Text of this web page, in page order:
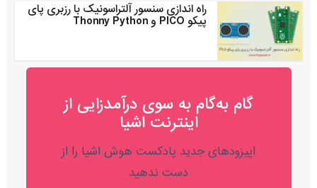
راه اندازی سنسور آلتراسونیک با رزبری پای
پیکو PICO و Thonny Python
گام به‌گام به‌ سوی درآمدزایی از
اینترنت اشیا
اپیزودهای جدید پادکست هوش اشیا را از
دست ندهید